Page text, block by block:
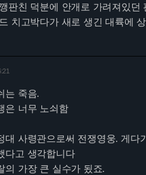
판친 덕분에 안개로 가려져있던
치고박다가 새로 생긴 대륙에
는 죽음.
은 너무 노쇠함
대 사령관으로써 전쟁영웅. 게다
다고 생각합니다
의 가장 큰 실수가 됬죠.